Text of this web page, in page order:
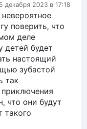
5 декабря 2023 в 17:18
поверить, что
деле
детей будет
настоящий
зубастой
так
что они будут
такого